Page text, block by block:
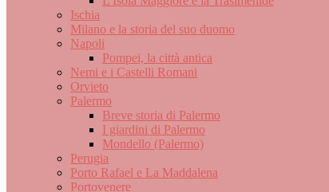
Ischia
Milano e la storia del suo duomo
Napoli
Pompei, la città antica
Nemi e i Castelli Romani
Orvieto
Palermo
Breve storia di Palermo
I giardini di Palermo
Mondello (Palermo)
Perugia
Porto Rafael e La Maddalena
Portovenere